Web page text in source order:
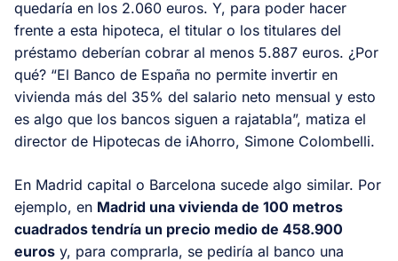
quedaría en los 2.060 euros. Y, para poder hacer
frente a esta hipoteca, el titular o los titulares del
préstamo deberían cobrar al menos 5.887 euros. ¿Por
qué? “El Banco de España no permite invertir en
vivienda más del 35% del salario neto mensual y esto
es algo que los bancos siguen a rajatabla”, matiza el
director de Hipotecas de iAhorro, Simone Colombelli.
En Madrid capital o Barcelona sucede algo similar. Por
ejemplo, en Madrid una vivienda de 100 metros
cuadrados tendría un precio medio de 458.900
euros y, para comprarla, se pediría al banco una